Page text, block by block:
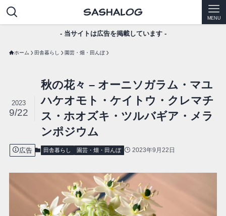
MENU
- 当サイトは広告を掲載しています -
ホーム 田舎暮らし 園芸・畑・田んぼ
秋の花々 – オーニソガラム・マユ
ハケオモト・ケイトウ・クレマチ
ス・ホオズキ・ツルバギア・メラ
ンポジウム
2023
9/22
広告 田舎暮らし 園芸・畑・田んぼ 2023年9月22日